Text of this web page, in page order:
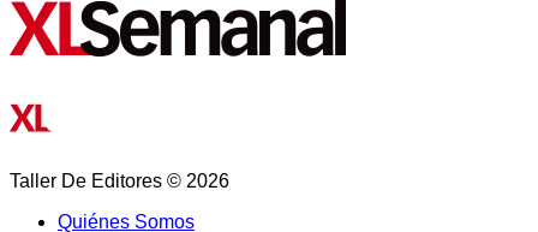
Taller De Editores © 2026
Quiénes Somos